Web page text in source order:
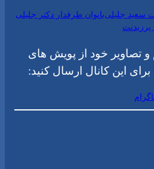
سعید جلیلیبانوان طرفدار دکتر جلیلی
پرزیدنت
و تصاویر خود از پویش های
برای این کانال ارسال کنید: